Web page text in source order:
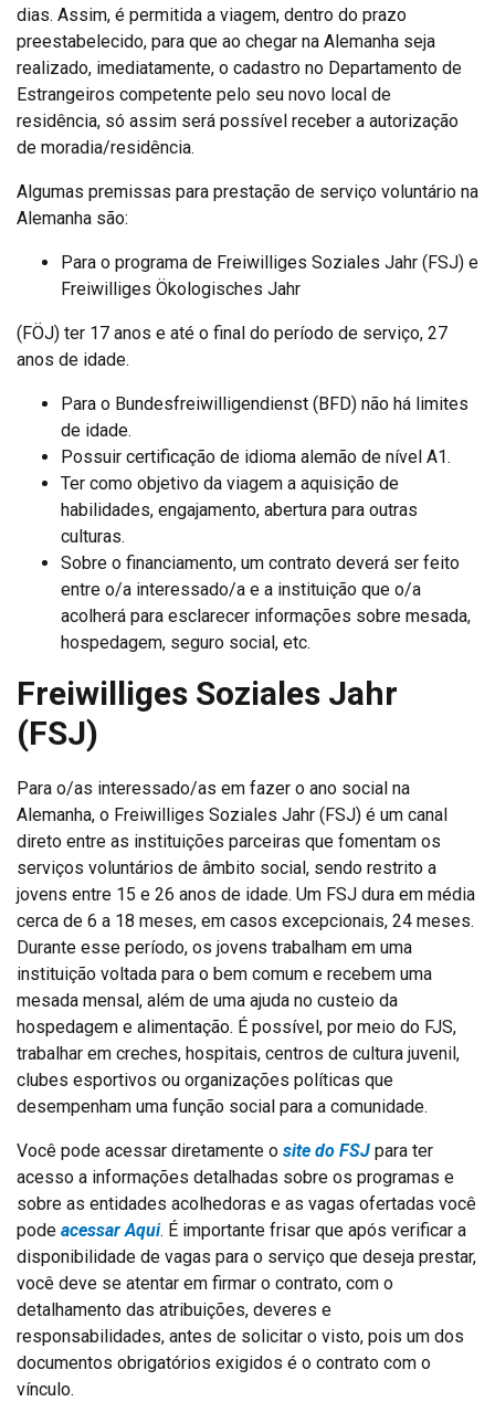
dias. Assim, é permitida a viagem, dentro do prazo
preestabelecido, para que ao chegar na Alemanha seja
realizado, imediatamente, o cadastro no Departamento de
Estrangeiros competente pelo seu novo local de
residência, só assim será possível receber a autorização
de moradia/residência.
Algumas premissas para prestação de serviço voluntário na
Alemanha são:
Para o programa de Freiwilliges Soziales Jahr (FSJ) e
Freiwilliges Ökologisches Jahr
(FÖJ) ter 17 anos e até o final do período de serviço, 27
anos de idade.
Para o Bundesfreiwilligendienst (BFD) não há limites
de idade.
Possuir certificação de idioma alemão de nível A1.
Ter como objetivo da viagem a aquisição de
habilidades, engajamento, abertura para outras
culturas.
Sobre o financiamento, um contrato deverá ser feito
entre o/a interessado/a e a instituição que o/a
acolherá para esclarecer informações sobre mesada,
hospedagem, seguro social, etc.
Freiwilliges Soziales Jahr
(FSJ)
Para o/as interessado/as em fazer o ano social na
Alemanha, o Freiwilliges Soziales Jahr (FSJ) é um canal
direto entre as instituições parceiras que fomentam os
serviços voluntários de âmbito social, sendo restrito a
jovens entre 15 e 26 anos de idade. Um FSJ dura em média
cerca de 6 a 18 meses, em casos excepcionais, 24 meses.
Durante esse período, os jovens trabalham em uma
instituição voltada para o bem comum e recebem uma
mesada mensal, além de uma ajuda no custeio da
hospedagem e alimentação. É possível, por meio do FJS,
trabalhar em creches, hospitais, centros de cultura juvenil,
clubes esportivos ou organizações políticas que
desempenham uma função social para a comunidade.
Você pode acessar diretamente o site do FSJ para ter
acesso a informações detalhadas sobre os programas e
sobre as entidades acolhedoras e as vagas ofertadas você
pode acessar Aqui. É importante frisar que após verificar a
disponibilidade de vagas para o serviço que deseja prestar,
você deve se atentar em firmar o contrato, com o
detalhamento das atribuições, deveres e
responsabilidades, antes de solicitar o visto, pois um dos
documentos obrigatórios exigidos é o contrato com o
vínculo.